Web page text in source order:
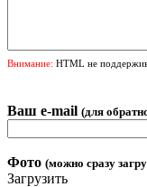
Внимание: HTML не
Ваш e-mail (для
Фото (можно сразу
Загрузить